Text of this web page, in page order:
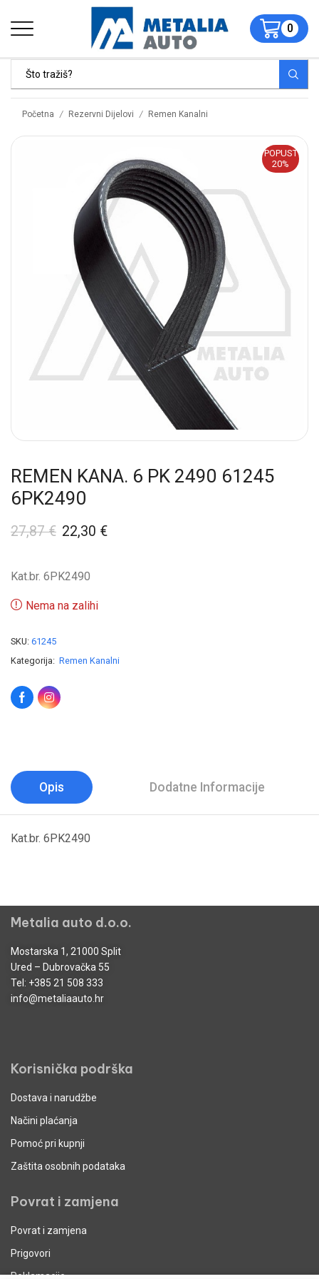
0
Početna / Rezervni Dijelovi / Remen Kanalni
POPUST
20%
REMEN KANA. 6 PK 2490 61245
6PK2490
27,87€ 22,30 €
Kat.br. 6PK2490
Nema na zalihi
SKU: 61245
Kategorija: Remen Kanalni
Opis Dodatne Informacije
Kat.br. 6PK2490
Metalia auto d.o.o.
Mostarska 1, 21000 Split
Ured – Dubrovačka 55
Tel: +385 21 508 333
info@metaliaauto.hr
Korisnička podrška
Dostava i narudžbe
Načini plaćanja
Pomoć pri kupnji
Zaštita osobnih podataka
Povrat i zamjena
Povrat i zamjena
Prigovori
Reklamacije